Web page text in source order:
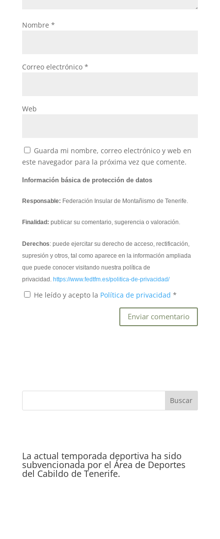
Nombre *
Correo electrónico *
Web
Guarda mi nombre, correo electrónico y web en
este navegador para la próxima vez que comente.
Información básica de protección de datos
Responsable: Federación Insular de Montañismo de Tenerife.
Finalidad: publicar su comentario, sugerencia o valoración.
Derechos: puede ejercitar su derecho de acceso, rectificación,
supresión y otros, tal como aparece en la información ampliada
que puede conocer visitando nuestra política de
privacidad. https://www.fedtfm.es/politica-de-privacidad/
He leído y acepto la Política de privacidad *
La actual temporada deportiva ha sido
subvencionada por el Área de Deportes
del Cabildo de Tenerife.